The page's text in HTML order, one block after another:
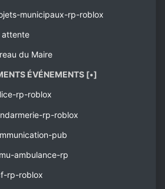
municipaux-rp-roblox
attente
du Maire
ÉVÉNEMENTS [•]
rp-roblox
rp-roblox
pub
ambulance-rp
rp-roblox